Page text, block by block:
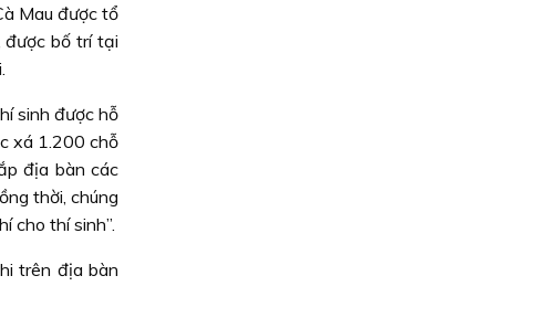
Mau được tổ
được bố trí tại
sinh được hỗ
xá 1.200 chỗ
địa bàn các
thời, chúng
cho thí sinh”.
trên địa bàn